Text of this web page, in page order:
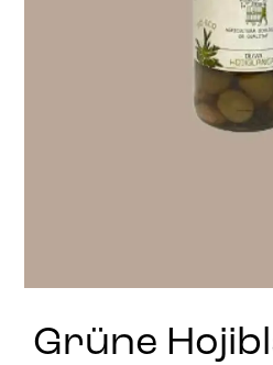
Grüne